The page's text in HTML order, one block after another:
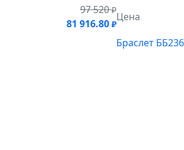
97 520₽
81 916.80 ₽
Цена
Браслет